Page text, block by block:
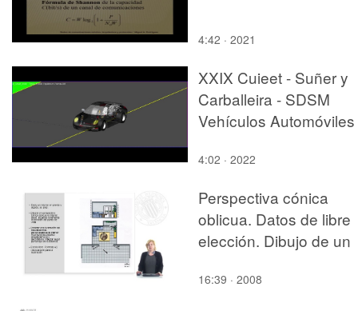
4:42 · 2021
XXIX Cuieet - Suñer y
Carballeira - SDSM
Vehículos Automóviles
4:02 · 2022
Perspectiva cónica
oblicua. Datos de libre
elección. Dibujo de un
16:39 · 2008